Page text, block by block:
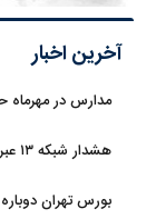
آخرین اخبار
مدارس در
هشدار شبکه ۱۳ عبری؛ اسرائیل برای حمله به ایران آماده می‌شود
بورس تهران دوباره منفجر